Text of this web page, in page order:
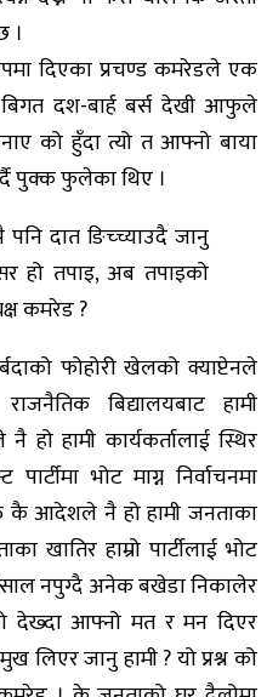
।
दिएका प्रचण्ड कमरेडले एक
बिगत दश-बार्ह बर्स देखी आफुले
को हुँदा त्यो त आफ्नो बाया
पुक्क फुलेका थिए ।
दात ङिच्च्याउदै जानु
हो तपाइ, अब तपाइको
कमरेड ?
फोहोरी खेलको क्याप्टेनले
बिद्यालयबाट हामी
हो हामी कार्यकर्तालाई स्थिर
भोट माग्न निर्वाचनमा
कै आदेशले नै हो हामी जनताका
खातिर हाम्रो पार्टीलाई भोट
नपुग्दै अनेक बखेडा निकालेर
देख्दा आफ्नो मत र मन दिएर
जानु हामी ? यो प्रश्न को